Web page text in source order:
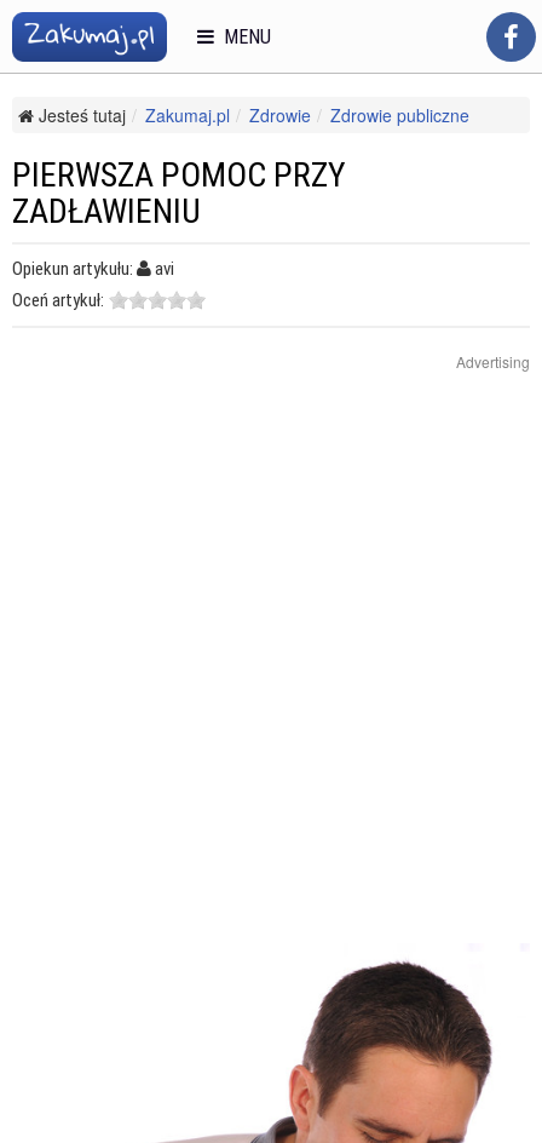
Jesteś tutaj Zakumaj.pl Zdrowie
Zdrowie publiczne
Pierwsza pomoc przy zadławieniu
PIERWSZA POMOC PRZY
ZADŁAWIENIU
Opiekun artykułu:
avi
Oceń artykuł:
Advertising
MENU